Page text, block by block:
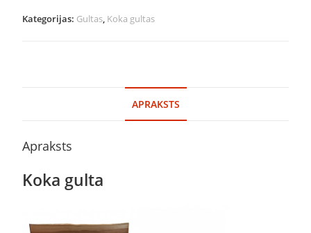
Kategorijas: Gultas, Koka gultas
APRAKSTS
Apraksts
Koka gulta